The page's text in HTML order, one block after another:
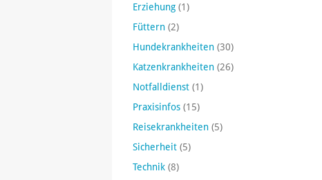
Erziehung (1)
Füttern (2)
Hundekrankheiten (30)
Katzenkrankheiten (26)
Notfalldienst (1)
Praxisinfos (15)
Reisekrankheiten (5)
Sicherheit (5)
Technik (8)